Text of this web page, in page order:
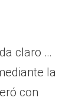
claro …
la
con